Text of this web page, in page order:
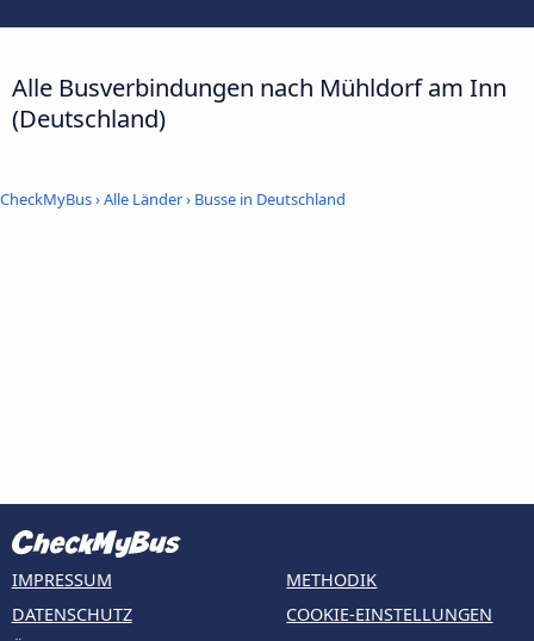
Alle Busverbindungen nach Mühldorf am Inn
(Deutschland)
CheckMyBus›Alle Länder› Busse in Deutschland
IMPRESSUM
DATENSCHUTZ
METHODIK
COOKIE-EINSTELLUNGEN